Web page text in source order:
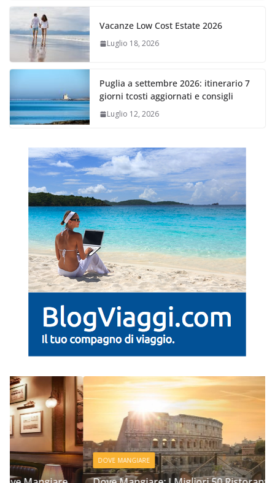
Vacanze Low Cost Estate 2026
Luglio 18, 2026
Puglia a settembre 2026: itinerario 7
giorni tcosti aggiornati e consigli
Luglio 12, 2026
DOVE MANGIARE